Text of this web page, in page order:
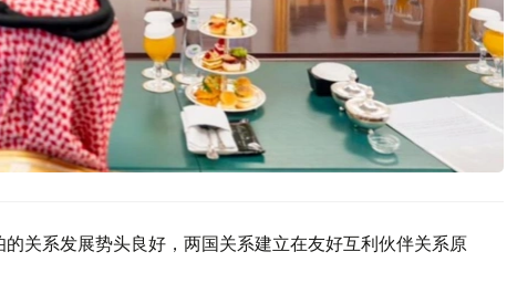
关系发展势头良好，两国关系建立在友好互利伙伴关系原